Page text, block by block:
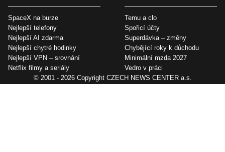
SpaceX na burze
Nejlepší telefony
Nejlepší AI zdarma
Nejlepší chytré hodinky
Nejlepší VPN – srovnání
Netflix filmy a seriály
Temu a clo
Spořicí účty
Superdávka – změny
Chybějící roky k důchodu
Minimální mzda 2027
Vedro v práci
© 2001 - 2026 Copyright CZECH NEWS CENTER a.s.